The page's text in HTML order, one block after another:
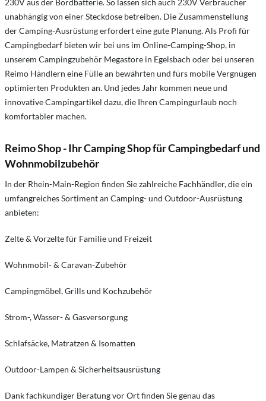
unabhängig von einer Steckdose betreiben. Die Zusammenstellung
der Camping-Ausrüstung erfordert eine gute Planung. Als Profi für
Campingbedarf bieten wir bei uns im Online-Camping-Shop, in
unserem Campingzubehör Megastore in Egelsbach oder bei unseren
Reimo Händlern eine Fülle an bewährten und fürs mobile Vergnügen
optimierten Produkten an. Und jedes Jahr kommen neue und
innovative Campingartikel dazu, die Ihren Campingurlaub noch
komfortabler machen.
Reimo Shop - Ihr Camping Shop für Campingbedarf und
Wohnmobilzubehör
In der Rhein-Main-Region finden Sie zahlreiche Fachhändler, die ein
umfangreiches Sortiment an Camping- und Outdoor-Ausrüstung
anbieten:
Zelte & Vorzelte für Familie und Freizeit
Wohnmobil- & Caravan-Zubehör
Campingmöbel, Grills und Kochzubehör
Strom-, Wasser- & Gasversorgung
Schlafsäcke, Matratzen & Isomatten
Outdoor-Lampen & Sicherheitsausrüstung
Dank fachkundiger Beratung vor Ort finden Sie genau das